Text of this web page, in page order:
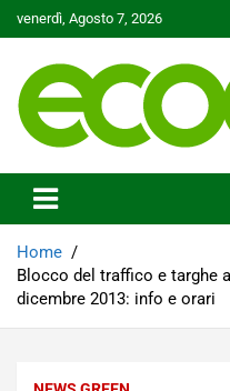
to
venerdì, Agosto 7, 2026
Ecoo.it
Home
Blocco del traffico e targhe
dicembre 2013: info e orari